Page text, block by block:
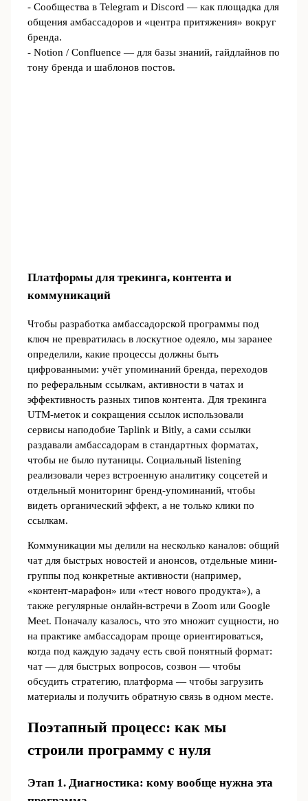
- Сообщества в Telegram и Discord — как площадка для
общения амбассадоров и «центра притяжения» вокруг
бренда.
- Notion / Confluence — для базы знаний, гайдлайнов по
тону бренда и шаблонов постов.
Платформы для трекинга, контента и
коммуникаций
Чтобы разработка амбассадорской программы под
ключ не превратилась в лоскутное одеяло, мы заранее
определили, какие процессы должны быть
цифрованными: учёт упоминаний бренда, переходов
по реферальным ссылкам, активности в чатах и
эффективность разных типов контента. Для трекинга
UTM-меток и сокращения ссылок использовали
сервисы наподобие Taplink и Bitly, а сами ссылки
раздавали амбассадорам в стандартных форматах,
чтобы не было путаницы. Социальный listening
реализовали через встроенную аналитику соцсетей и
отдельный мониторинг бренд-упоминаний, чтобы
видеть органический эффект, а не только клики по
ссылкам.
Коммуникации мы делили на несколько каналов: общий
чат для быстрых новостей и анонсов, отдельные мини-
группы под конкретные активности (например,
«контент-марафон» или «тест нового продукта»), а
также регулярные онлайн-встречи в Zoom или Google
Meet. Поначалу казалось, что это множит сущности, но
на практике амбассадорам проще ориентироваться,
когда под каждую задачу есть свой понятный формат:
чат — для быстрых вопросов, созвон — чтобы
обсудить стратегию, платформа — чтобы загрузить
материалы и получить обратную связь в одном месте.
Поэтапный процесс: как мы
строили программу с нуля
Этап 1. Диагностика: кому вообще нужна эта